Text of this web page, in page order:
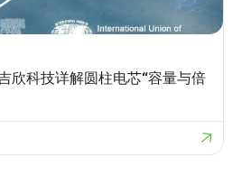
欣科技详解圆柱电芯“容量与倍